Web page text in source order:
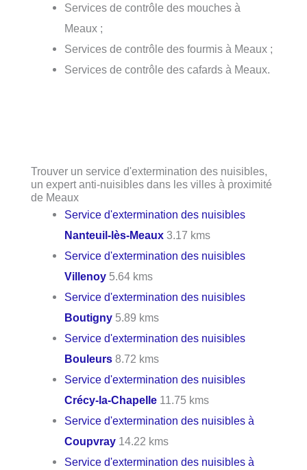
Services de contrôle des mouches à
Meaux ;
Services de contrôle des fourmis à Meaux ;
Services de contrôle des cafards à Meaux.
Trouver un service d'extermination des nuisibles,
un expert anti-nuisibles dans les villes à proximité
de Meaux
Service d'extermination des nuisibles
Nanteuil-lès-Meaux 3.17 kms
Service d'extermination des nuisibles
Villenoy 5.64 kms
Service d'extermination des nuisibles
Boutigny 5.89 kms
Service d'extermination des nuisibles
Bouleurs 8.72 kms
Service d'extermination des nuisibles
Crécy-la-Chapelle 11.75 kms
Service d'extermination des nuisibles à
Coupvray 14.22 kms
Service d'extermination des nuisibles à